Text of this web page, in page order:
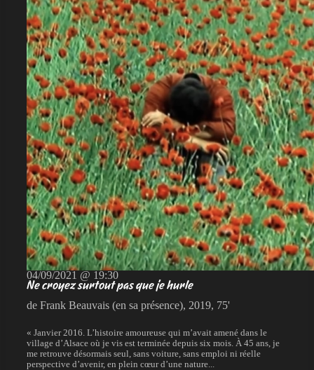
04/09/2021 @ 19:30
Ne croyez surtout pas que je hurle
de Frank Beauvais (en sa présence), 2019, 75'
« Janvier 2016. L’histoire amoureuse qui m’avait amené dans le
village d’Alsace où je vis est terminée depuis six mois. À 45 ans, je
me retrouve désormais seul, sans voiture, sans emploi ni réelle
perspective d’avenir, en plein cœur d’une nature...